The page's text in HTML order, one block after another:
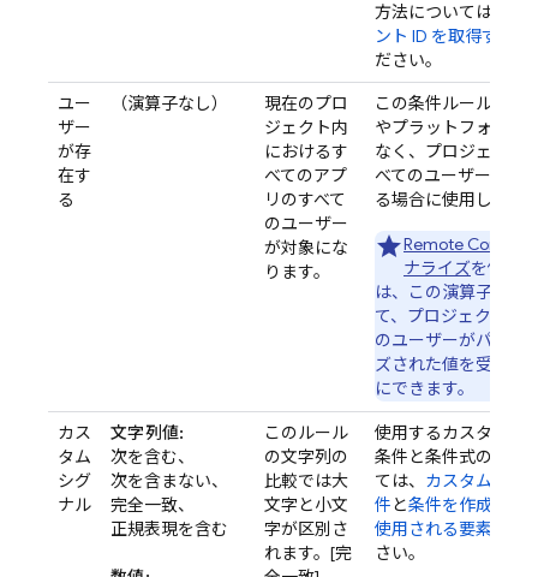
方法については、
ント ID を取得する
ださい。
ユー
ザー
が存
在す
る
（演算子なし）
現在のプロ
ジェクト内
におけるす
べてのアプ
リのすべて
のユーザー
が対象にな
ります。
この条件ルールは、
やプラットフォーム
なく、プロジェクト
べてのユーザーと一
る場合に使用します
Remote Config
ナライズを使用
は、この演算子を使
て、プロジェクト内
のユーザーがパーソ
ズされた値を受け取
にできます。
カス
タム
シグ
ナル
文字列値:
次を含む、
次を含まない、
完全一致、
正規表現を含む
このルール
の文字列の
比較では大
文字と小文
字が区別さ
れます。[完
使用するカスタム シ
条件と条件式の詳細
ては、 カスタム シグ
件と条件を作成する
使用される要素
さい。